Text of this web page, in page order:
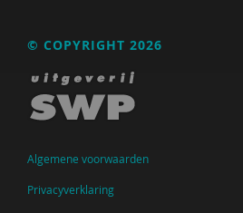
© COPYRIGHT 2026
Algemene voorwaarden
Privacyverklaring